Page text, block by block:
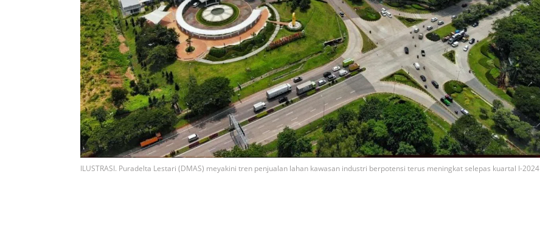
ILUSTRASI. Puradelta Lestari (DMAS) meyakini tren penjualan lahan kawasan industri berpotensi terus meningkat selepas kuartal I-2024